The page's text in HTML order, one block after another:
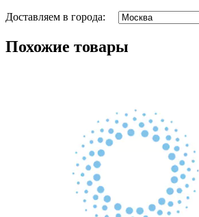
Доставляем в города:
Похожие товары